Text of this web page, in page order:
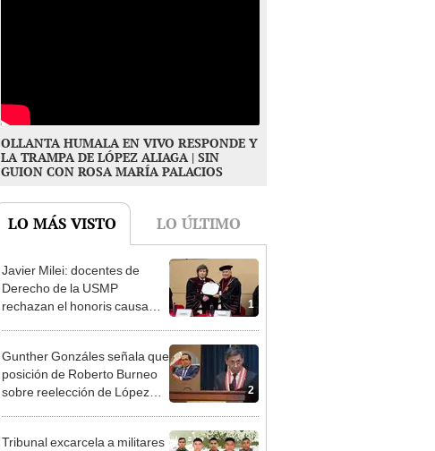
OLLANTA HUMALA EN VIVO RESPONDE Y
LA TRAMPA DE LÓPEZ ALIAGA | SIN
GUION CON ROSA MARÍA PALACIOS
LO MÁS VISTO LO ÚLTIMO
1
Javier Milei: docentes de
Derecho de la USMP
rechazan el honoris causa
2
Gunther Gonzáles señala que
posición de Roberto Burneo
sobre reelección de López
Tribunal excarcela a militares